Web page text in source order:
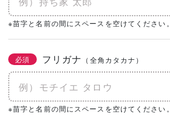
※苗字と名前の間にスペースを空けてください。
必須 フリガナ （全角カタカナ）
※苗字と名前の間にスペースを空けてください。